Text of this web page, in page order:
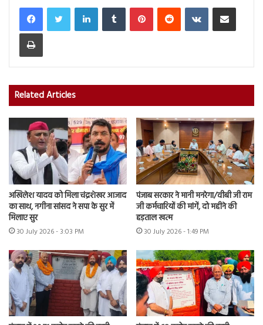
LinkedInTumblr PinterestReddit VKontakteShare via Email
Print
Related Articles
अखिलेश यादव को मिला चंद्रशेखर आजाद
का साथ, नगीना सांसद ने सपा के सुर में
मिलाए सुर
30 July 2026 - 3:03 PM
पंजाब सरकार ने मानी मनरेगा/वीबी जी राम
जी कर्मचारियों की मांगें, दो महीने की
हड़ताल खत्म
30 July 2026 - 1:49 PM